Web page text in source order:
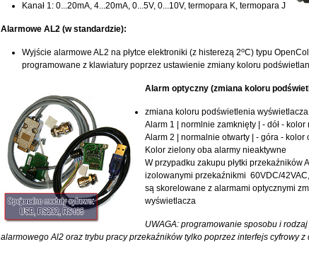
Kanał 1: 0...20mA, 4...20mA, 0...5V, 0...10V, termopara K, termopara J
Alarmowe AL2 (w standardzie):
Wyjście alarmowe AL2 na płytce elektroniki (z histerezą 2oC) typu
programowane z klawiatury poprzez ustawienie zmiany koloru
Alarm optyczny (zmiana koloru
zmiana koloru podświetlenia
Alarm 1 | normlnie zamknięty | - dół -
Alarm 2 | normalnie otwarty | - góra - kolor
Kolor zielony oba alarmy nieaktywne
W przypadku zakupu płytki przekaźników
izolowanymi przekaźnikmi 60VDC/
są skorelowane z alarmami optycznymi
wyświetlacza
UWAGA: programowanie sposobu i
alarmowego Al2 oraz trybu pracy przekaźników tylko poprzez interfejs cyfrowy z